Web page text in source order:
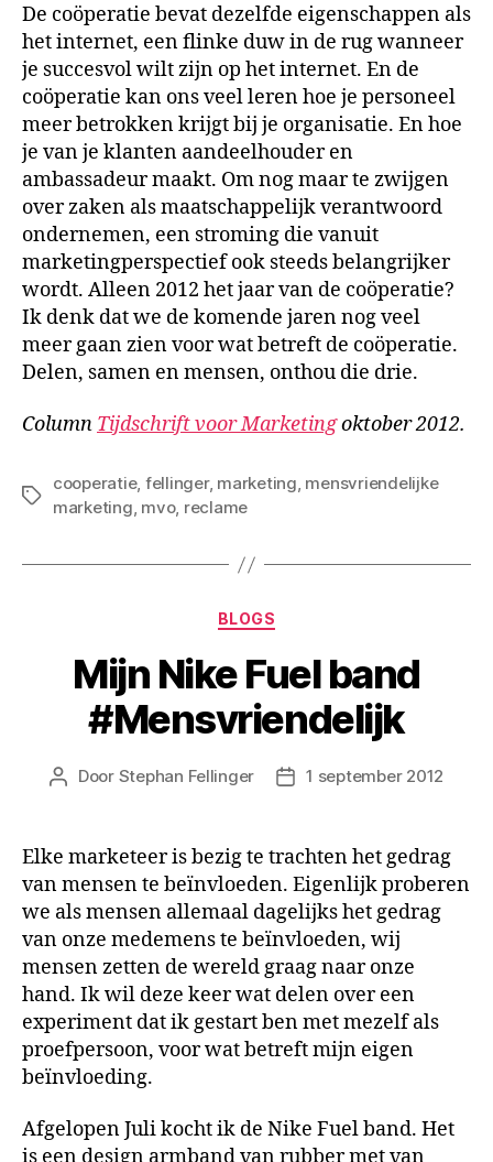
De coöperatie bevat dezelfde eigenschappen als
het internet, een flinke duw in de rug wanneer
je succesvol wilt zijn op het internet. En de
coöperatie kan ons veel leren hoe je personeel
meer betrokken krijgt bij je organisatie. En hoe
je van je klanten aandeelhouder en
ambassadeur maakt. Om nog maar te zwijgen
over zaken als maatschappelijk verantwoord
ondernemen, een stroming die vanuit
marketingperspectief ook steeds belangrijker
wordt. Alleen 2012 het jaar van de coöperatie?
Ik denk dat we de komende jaren nog veel
meer gaan zien voor wat betreft de coöperatie.
Delen, samen en mensen, onthou die drie.
Column Tijdschrift voor Marketingoktober 2012.
Tags
cooperatie, fellinger, marketing, mensvriendelijke
marketing, mvo, reclame
Categorieën
BLOGS
Mijn Nike Fuel band
#Mensvriendelijk
Berichtauteur
Door Stephan Fellinger Berichtdatum
1 september 2012
Elke marketeer is bezig te trachten het gedrag
van mensen te beïnvloeden. Eigenlijk proberen
we als mensen allemaal dagelijks het gedrag
van onze medemens te beïnvloeden, wij
mensen zetten de wereld graag naar onze
hand. Ik wil deze keer wat delen over een
experiment dat ik gestart ben met mezelf als
proefpersoon, voor wat betreft mijn eigen
beïnvloeding.
Afgelopen Juli kocht ik de Nike Fuel band. Het